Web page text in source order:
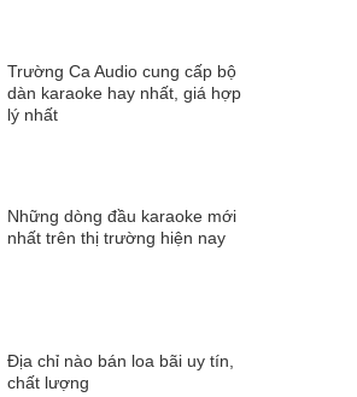
Trường Ca Audio cung cấp bộ
dàn karaoke hay nhất, giá hợp
lý nhất
Những dòng đầu karaoke mới
nhất trên thị trường hiện nay
Địa chỉ nào bán loa bãi uy tín,
chất lượng